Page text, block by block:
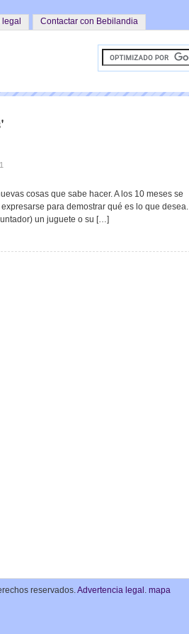
Contactar con Bebilandia
cosas que sabe hacer. A los 10 meses se
para demostrar qué es lo que desea.
un juguete o su […]
reservados.Advertencia legal. mapa